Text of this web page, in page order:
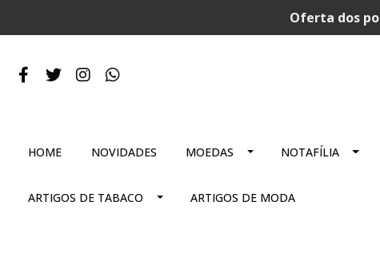
Oferta dos
HOME NOVIDADES MOEDAS NOTAFÍLIA
ARTIGOS DE TABACO ARTIGOS DE MODA